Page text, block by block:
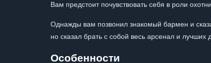
Вам предстоит почувствовать себя в роли
Однажды вам позвонил знакомый бармен и
но сказал брать с собой весь арсенал и
Особенности